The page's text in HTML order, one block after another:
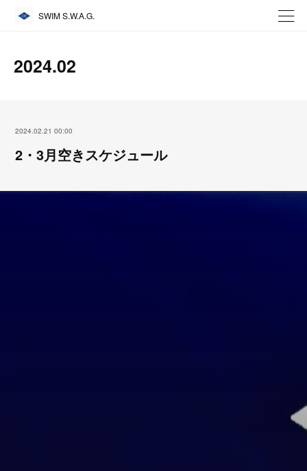
SWIM S.W.A.G.
2024.02
2024.02.21 00:00
2・3月空きスケジュール